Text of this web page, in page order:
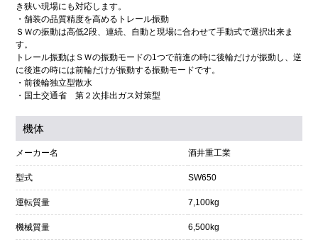
き狭い現場にも対応します。
・舗装の品質精度を高めるトレール振動
ＳＷの振動は高低2段、連続、自動と現場に合わせて手動式で選択出来ま
す。
トレール振動はＳＷの振動モードの1つで前進の時に後輪だけが振動し、逆
に後進の時には前輪だけが振動する振動モードです。
・前後輪独立型散水
・国土交通省 第２次排出ガス対策型
機体
メーカー名 酒井重工業
型式 SW650
運転質量 7,100kg
機械質量 6,500kg